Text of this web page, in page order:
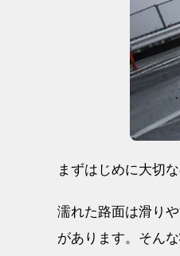
まずはじめに大切
濡れた路面は滑り
があります。そん